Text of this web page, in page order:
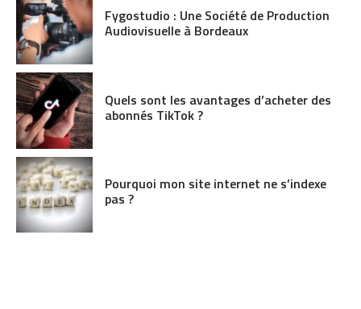
Fygostudio : Une Société de Production
Audiovisuelle à Bordeaux
Quels sont les avantages d’acheter des
abonnés TikTok ?
Pourquoi mon site internet ne s’indexe
pas ?